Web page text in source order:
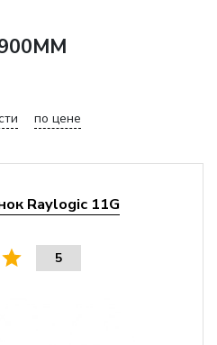
по цене
Raylogic 11G
5